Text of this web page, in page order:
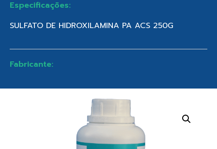
Especificações:
SULFATO DE HIDROXILAMINA PA ACS 250G
Fabricante: